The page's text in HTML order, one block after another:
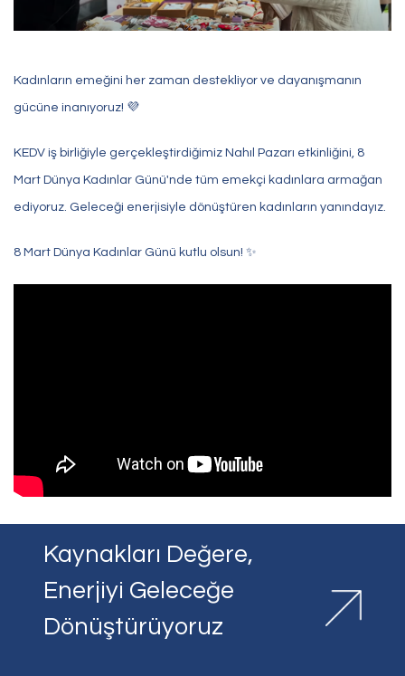
Bize Ulaşın
bize ulaşabilirsiniz
Kadınların emeğini her zaman destekliyor ve dayanışmanın
gücüne inanıyoruz! 💜
KEDV iş birliğiyle gerçekleştirdiğimiz Nahıl Pazarı etkinliğini, 8
Mart Dünya Kadınlar Günü'nde tüm emekçi kadınlara armağan
ediyoruz. Geleceği enerjisiyle dönüştüren kadınların yanındayız.
8 Mart Dünya Kadınlar Günü kutlu olsun! ✨
Kaynakları Değere,
Enerjiyi Geleceğe
Dönüştürüyoruz